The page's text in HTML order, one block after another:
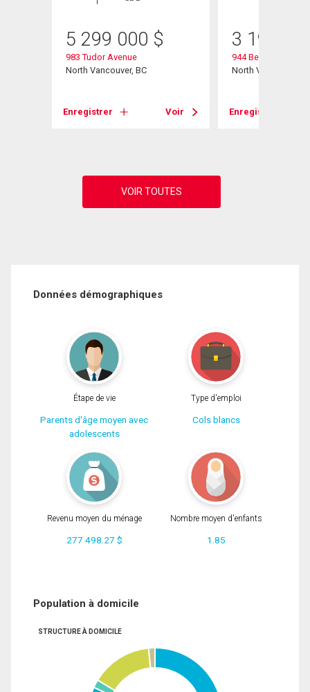
5 299 000 $
983 Tudor Avenue
North Vancouver, BC
Enregistrer Voir
3 190
944 Beaconsfield
North Vancouver,
Enregistrer
Données démographiques
Étape de vie
Parents d'âge moyen avec
adolescents
Type d'emploi
Cols blancs
Revenu moyen du ménage
277 498.27 $
Nombre moyen d'enfants
1.85
Population à domicile
STRUCTURE À DOMICILE